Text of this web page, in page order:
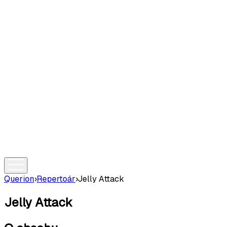
Querion›Repertoár›Jelly Attack
Jelly Attack